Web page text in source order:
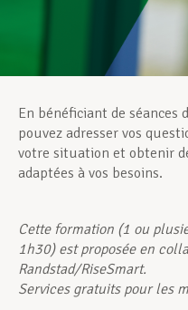
Structures
Assistance au
Vos droits
Assistance en
Développement
En bénéficiant de séances
pouvez adresser vos
votre situation et obtenir
adaptées à vos besoins.
Cette formation (1 ou
1h30) est proposée en
Randstad/RiseSmart.
Services gratuits pour les